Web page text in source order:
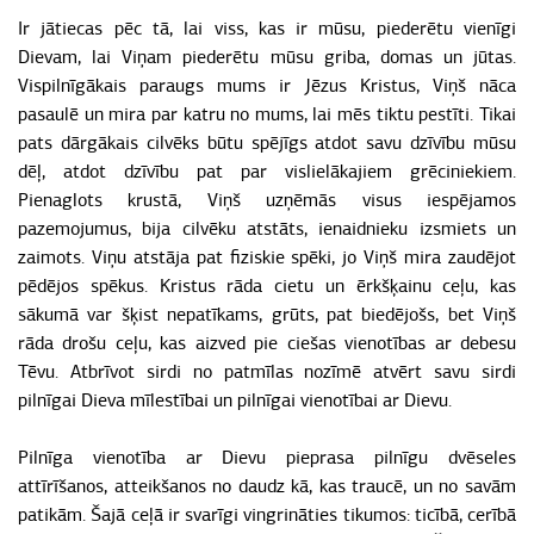
Ir jātiecas pēc tā, lai viss, kas ir mūsu, piederētu vienīgi
Dievam, lai Viņam piederētu mūsu griba, domas un jūtas.
Vispilnīgākais paraugs mums ir Jēzus Kristus, Viņš nāca
pasaulē un mira par katru no mums, lai mēs tiktu pestīti. Tikai
pats dārgākais cilvēks būtu spējīgs atdot savu dzīvību mūsu
dēļ, atdot dzīvību pat par vislielākajiem grēciniekiem.
Pienaglots krustā, Viņš uzņēmās visus iespējamos
pazemojumus, bija cilvēku atstāts, ienaidnieku izsmiets un
zaimots. Viņu atstāja pat fiziskie spēki, jo Viņš mira zaudējot
pēdējos spēkus. Kristus rāda cietu un ērkšķainu ceļu, kas
sākumā var šķist nepatīkams, grūts, pat biedējošs, bet Viņš
rāda drošu ceļu, kas aizved pie ciešas vienotības ar debesu
Tēvu. Atbrīvot sirdi no patmīlas nozīmē atvērt savu sirdi
pilnīgai Dieva mīlestībai un pilnīgai vienotībai ar Dievu.
Pilnīga vienotība ar Dievu pieprasa pilnīgu dvēseles
attīrīšanos, atteikšanos no daudz kā, kas traucē, un no savām
patikām. Šajā ceļā ir svarīgi vingrināties tikumos: ticībā, cerībā